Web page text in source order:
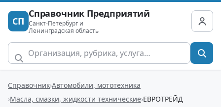
СП
Справочник Предприятий
Санкт-Петербург и
Ленинградская область
Справочник Автомобили, мототехника
Масла, смазки, жидкости технические ЕВРОТРЕЙД